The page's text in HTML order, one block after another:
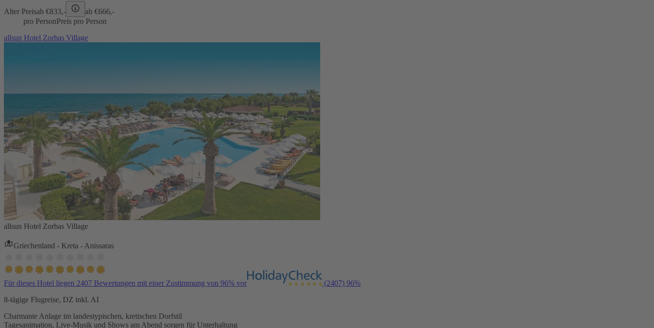
Alter Preisab €833,- ab €666,-
pro PersonPreis pro Person
allsun Hotel Zorbas Village
allsun Hotel Zorbas Village
Griechenland - Kreta - Anissaras
Für dieses Hotel liegen 2407 Bewertungen mit einer Zustimmung von 96% vor (2407) 96%
8-tägige Flugreise, DZ inkl. AI
Charmante Anlage im landestypischen, kretischen Dorfstil
Tagesanimation, Live-Musik und Shows am Abend sorgen für Unterhaltung